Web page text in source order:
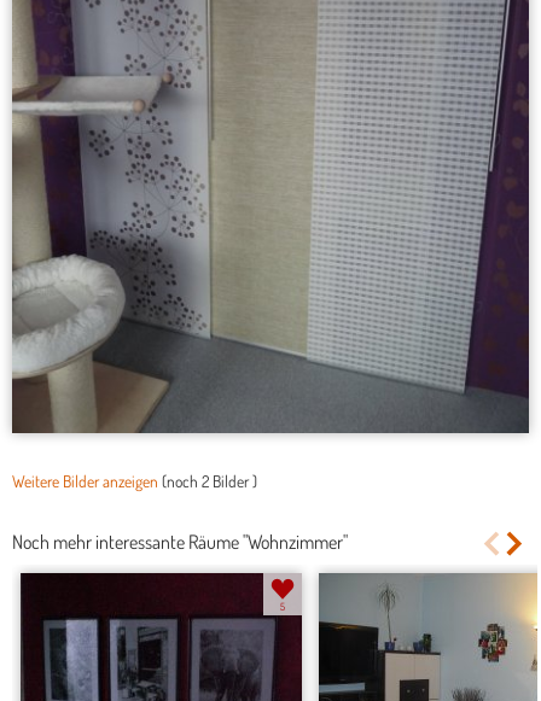
Weitere Bilder anzeigen (noch 2 Bilder)
Noch mehr interessante Räume "Wohnzimmer"
5